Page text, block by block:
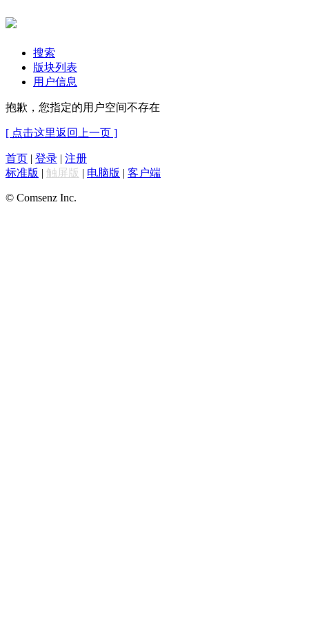
搜索
版块列表
用户信息
抱歉，您指定的用户空间不存在
[ 点击这里返回上一页 ]
首页 | 登录 | 注册
标准版 | 触屏版 | 电脑版 | 客户端
© Comsenz Inc.